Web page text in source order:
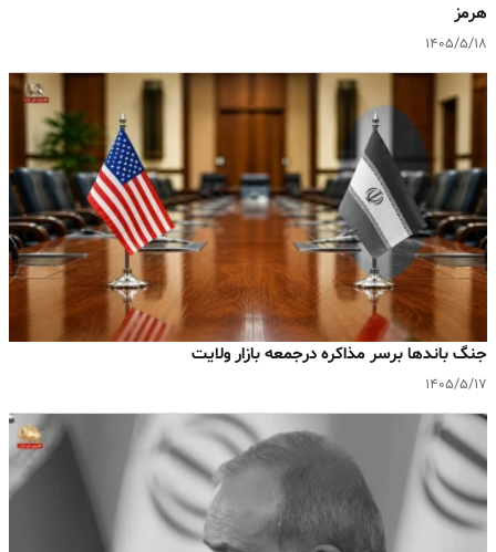
هرمز
۱۴۰۵/۵/۱۸
جنگ باندها برسر مذاکره درجمعه بازار ولایت
۱۴۰۵/۵/۱۷